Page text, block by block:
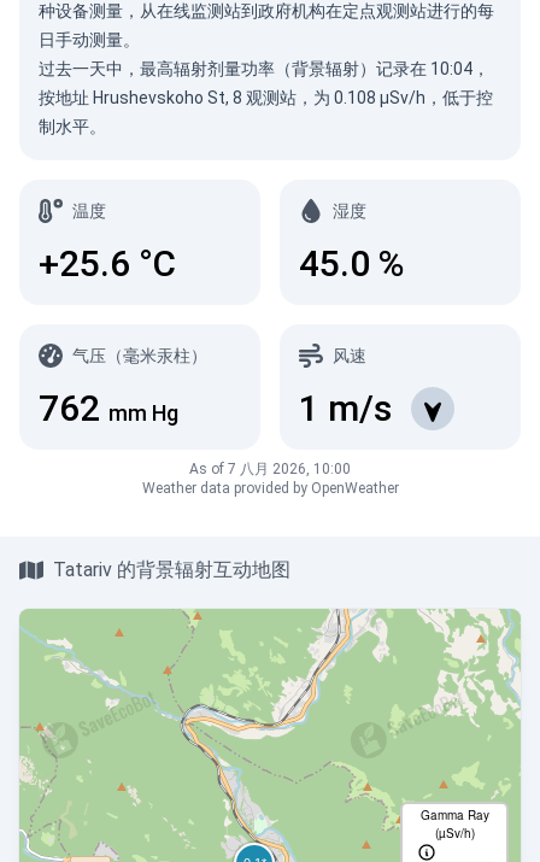
种设备测量，从在线监测站到政府机构在定点观测站进行的每
日手动测量。
过去一天中，最高辐射剂量功率（背景辐射）记录在 10:04，
按地址 Hrushevskoho St, 8 观测站，为 0.108 µSv/h，低于控
制水平。
温度
+25.6 °C
湿度
45.0 %
气压（毫米汞柱）
762 mm Hg
风速
1 m/s
As of 7 八月 2026, 10:00
Weather data provided by OpenWeather
Tatariv 的背景辐射互动地图
Gamma Ray
(µSv/h)